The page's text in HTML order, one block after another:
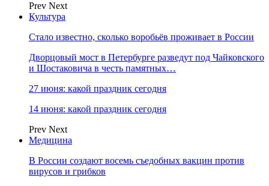
Prev Next
Культура
Стало известно, сколько воробьёв проживает в России
Дворцовый мост в Петербурге разведут под Чайковского
и Шостаковича в честь памятных…
27 июня: какой праздник сегодня
14 июня: какой праздник сегодня
Prev Next
Медицина
В России создают восемь съедобных вакцин против
вирусов и грибков